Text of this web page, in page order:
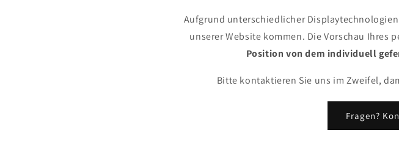
Aufgrund unterschiedlicher
unserer Website kommen. Die Vorschau Ihres
Position von dem individuell
Bitte kontaktieren Sie uns im Zweifel,
Fragen?